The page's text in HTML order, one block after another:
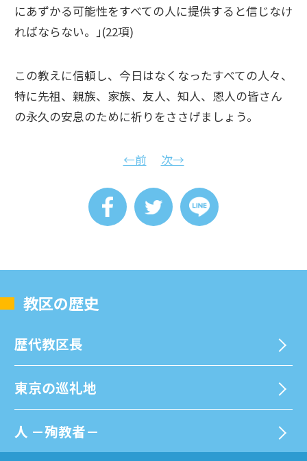
にあずかる可能性をすべての人に提供すると信じなけ
ればならない。｣(22項)
この教えに信頼し、今日はなくなったすべての人々、
特に先祖、親族、家族、友人、知人、恩人の皆さん
の永久の安息のために祈りをささげましょう。
←前 次→
教区の歴史
歴代教区⻑
東京の巡礼地
⼈ －殉教者－